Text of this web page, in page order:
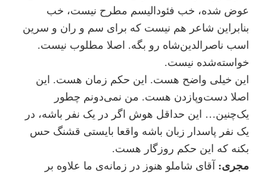
عوض شده، خب فئودالیسم مطرح نیست، خب
بنابراین شاعر هم نیست که برای سم و ران و سرین
اسب ناصرالدین‌شاه رو بگه. اصلا مطلوب نیست.
خواسته‌شده نیست.
این خیلی واضح هست. این حکم زمان هست. این
اصلا دست‌و‌پا‌زدن هست. من نمی‌دونم چطور
یک‌چنین… این حداقل هوش اگر در یک نفر باشه، در
یک نفر پاسدار زبان باشه واقعا بایستی قشنگ حس
بکنه که این حکم روزگار هست.
مجری: آقای شاملو هنوز در زمانه‌ی ما علاوه بر